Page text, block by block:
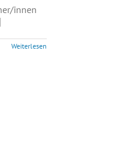
innen
Weiterlesen